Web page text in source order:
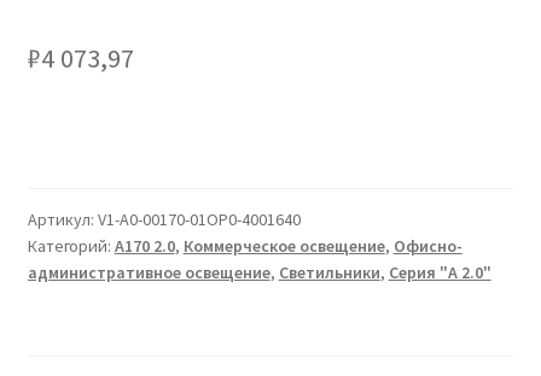
₽4 073,97
Артикул: V1-A0-00170-01OP0-4001640
Категорий: A170 2.0, Коммерческое освещение, Офисно-
административное освещение, Светильники, Серия "A 2.0"